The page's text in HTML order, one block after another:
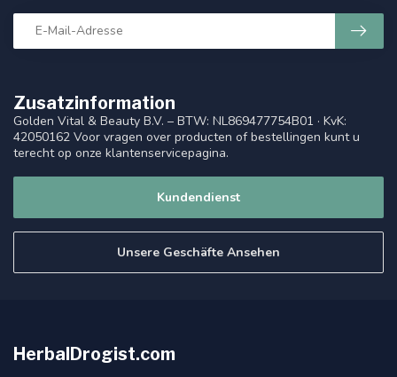
Zusatzinformation
Golden Vital & Beauty B.V. – BTW: NL869477754B01 · KvK:
42050162 Voor vragen over producten of bestellingen kunt u
terecht op onze klantenservicepagina.
Kundendienst
Unsere Geschäfte Ansehen
HerbalDrogist.com